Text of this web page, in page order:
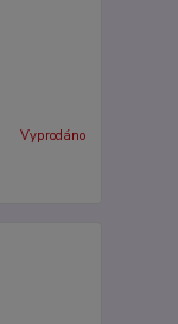
Vyprodáno